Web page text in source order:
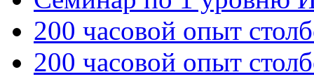
200 часовой опыт
200 часовой опыт